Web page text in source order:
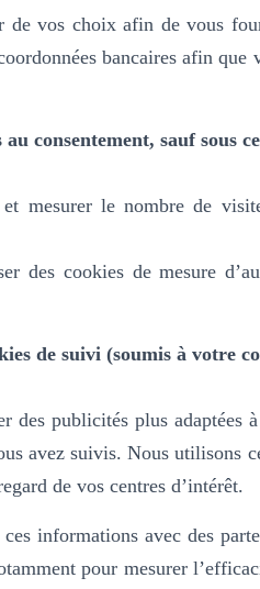
de vos choix afin de vous
bancaires afin
consentement, sauf sous
mesurer le nombre de
des cookies de mesure
de suivi (soumis à votre
des publicités plus
avez suivis. Nous
de vos centres d’intérêt.
informations avec des
pour mesurer